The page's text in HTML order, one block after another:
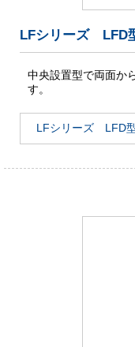
LFシリーズ LFD
中央設置型で両面か
す。
LFシリーズ LFD